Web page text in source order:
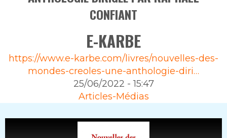
CONFIANT
E-KARBE
Source
https://www.e-karbe.com/livres/nouvelles-des-
mondes-creoles-une-anthologie-diri…
25/06/2022 - 15:47
Articles-Médias